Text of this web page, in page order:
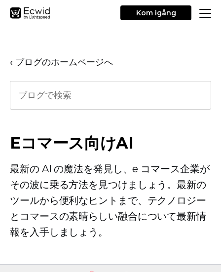
Kom igång
‹ ブログのホームページへ
Eコマース向けAI
最新の AI の魔法を発見し、e コマース企業が
その波に乗る方法を見つけましょう。最新の
ツールから便利なヒントまで、テクノロジー
とコマースの素晴らしい融合について最新情
報を入手しましょう。